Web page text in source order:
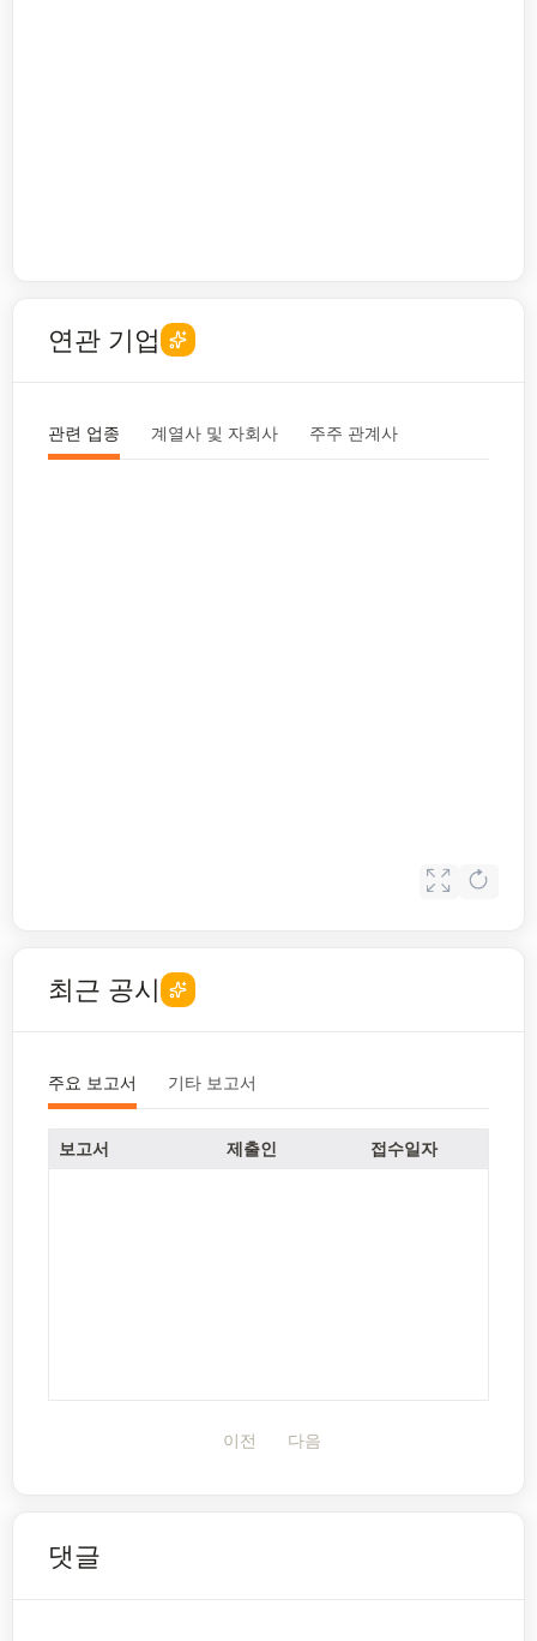
연관 기업
관련 업종 계열사 및 자회사 주주 관계사
최근 공시
주요 보고서 기타 보고서
보고서 제출인 접수일자
이전 다음
댓글